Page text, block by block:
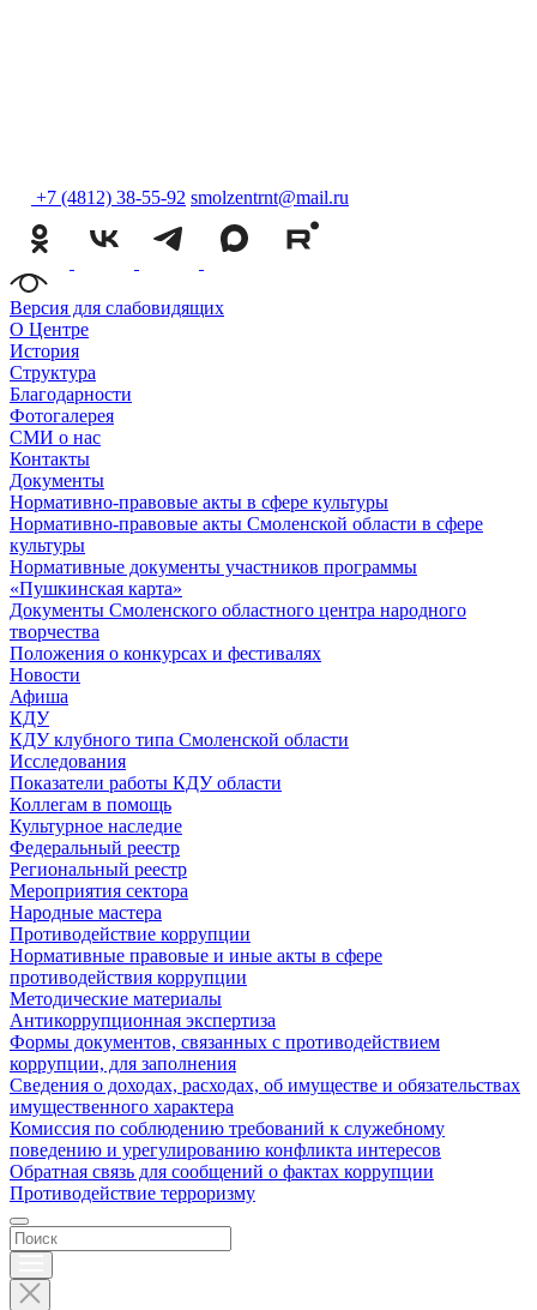
+7 (4812) 38-55-92 smolzentrnt@mail.ru
Версия для слабовидящих
О Центре
История
Структура
Благодарности
Фотогалерея
СМИ о нас
Контакты
Документы
Нормативно-правовые акты в сфере культуры
Нормативно-правовые акты Смоленской области в сфере
культуры
Нормативные документы участников программы
«Пушкинская карта»
Документы Смоленского областного центра народного
творчества
Положения о конкурсах и фестивалях
Новости
Афиша
КДУ
КДУ клубного типа Смоленской области
Исследования
Показатели работы КДУ области
Коллегам в помощь
Культурное наследие
Федеральный реестр
Региональный реестр
Мероприятия сектора
Народные мастера
Противодействие коррупции
Нормативные правовые и иные акты в сфере
противодействия коррупции
Методические материалы
Антикоррупционная экспертиза
Формы документов, связанных с противодействием
коррупции, для заполнения
Сведения о доходах, расходах, об имуществе и обязательствах
имущественного характера
Комиссия по соблюдению требований к служебному
поведению и урегулированию конфликта интересов
Обратная связь для сообщений о фактах коррупции
Противодействие терроризму